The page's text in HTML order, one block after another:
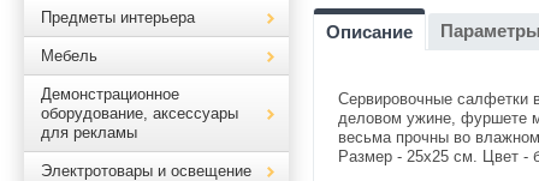
Предметы интерьера
Мебель
Демонстрационное
оборудование, аксессуары
для рекламы
Электротовары и освещение
Описание
Сервировочные салфетки
деловом ужине, фуршете
весьма прочны во
Размер - 25х25 см. Цвет -